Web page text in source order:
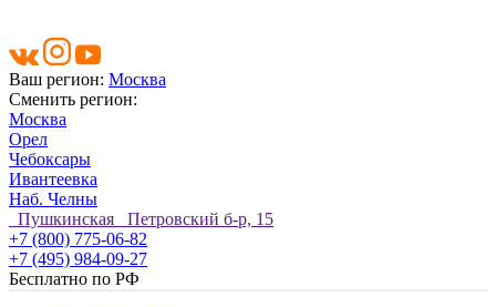
Ваш регион: Москва
Сменить регион:
Москва
Орел
Чебоксары
Ивантеевка
Наб. Челны
Пушкинская Петровский б-р, 15
+7 (800) 775-06-82
+7 (495) 984-09-27
Бесплатно по РФ